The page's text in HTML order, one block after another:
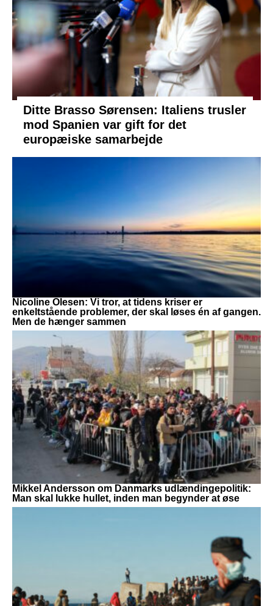
Ditte Brasso Sørensen: Italiens trusler
mod Spanien var gift for det
europæiske samarbejde
Nicoline Olesen: Vi tror, at tidens kriser er
enkeltstående problemer, der skal løses én af gangen.
Men de hænger sammen
Mikkel Andersson om Danmarks udlændingepolitik:
Man skal lukke hullet, inden man begynder at øse